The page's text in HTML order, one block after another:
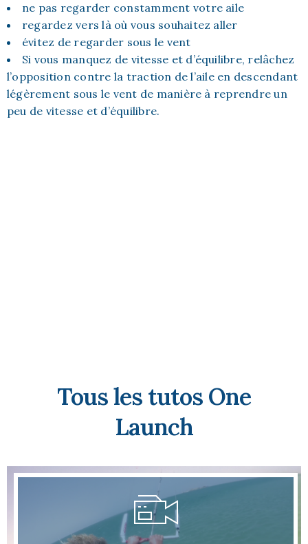
ne pas regarder constamment votre aile
regardez vers là où vous souhaitez aller
évitez de regarder sous le vent
Si vous manquez de vitesse et d’équilibre, relâchez
l’opposition contre la traction de l’aile en descendant
légèrement sous le vent de manière à reprendre un
peu de vitesse et d’équilibre.
Tous les tutos One
Launch